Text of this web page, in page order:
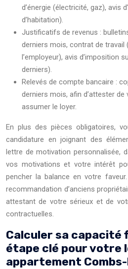
d’énergie (électricité, gaz), avis
d’habitation).
Justificatifs de revenus :
derniers mois, contrat de travail
l’employeur), avis d’imposition
derniers).
Relevés de compte bancaire :
derniers mois, afin d’attester
assumer le loyer.
En plus des pièces obligatoires,
candidature en joignant des
lettre de motivation personnalisée,
vos motivations et votre intérêt
pencher la balance en votre
recommandation d’anciens
attestant de votre sérieux et de
contractuelles.
Calculer sa capacité
étape clé pour votre
appartement